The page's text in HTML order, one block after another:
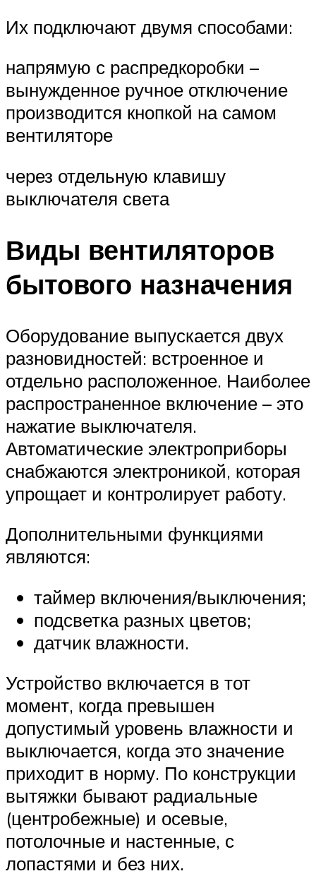
Их подключают двумя способами:
напрямую с распредкоробки –
вынужденное ручное отключение
производится кнопкой на самом
вентиляторе
через отдельную клавишу
выключателя света
Виды вентиляторов
бытового назначения
Оборудование выпускается двух
разновидностей: встроенное и
отдельно расположенное. Наиболее
распространенное включение – это
нажатие выключателя.
Автоматические электроприборы
снабжаются электроникой, которая
упрощает и контролирует работу.
Дополнительными функциями
являются:
таймер включения/выключения;
подсветка разных цветов;
датчик влажности.
Устройство включается в тот
момент, когда превышен
допустимый уровень влажности и
выключается, когда это значение
приходит в норму. По конструкции
вытяжки бывают радиальные
(центробежные) и осевые,
потолочные и настенные, с
лопастями и без них.